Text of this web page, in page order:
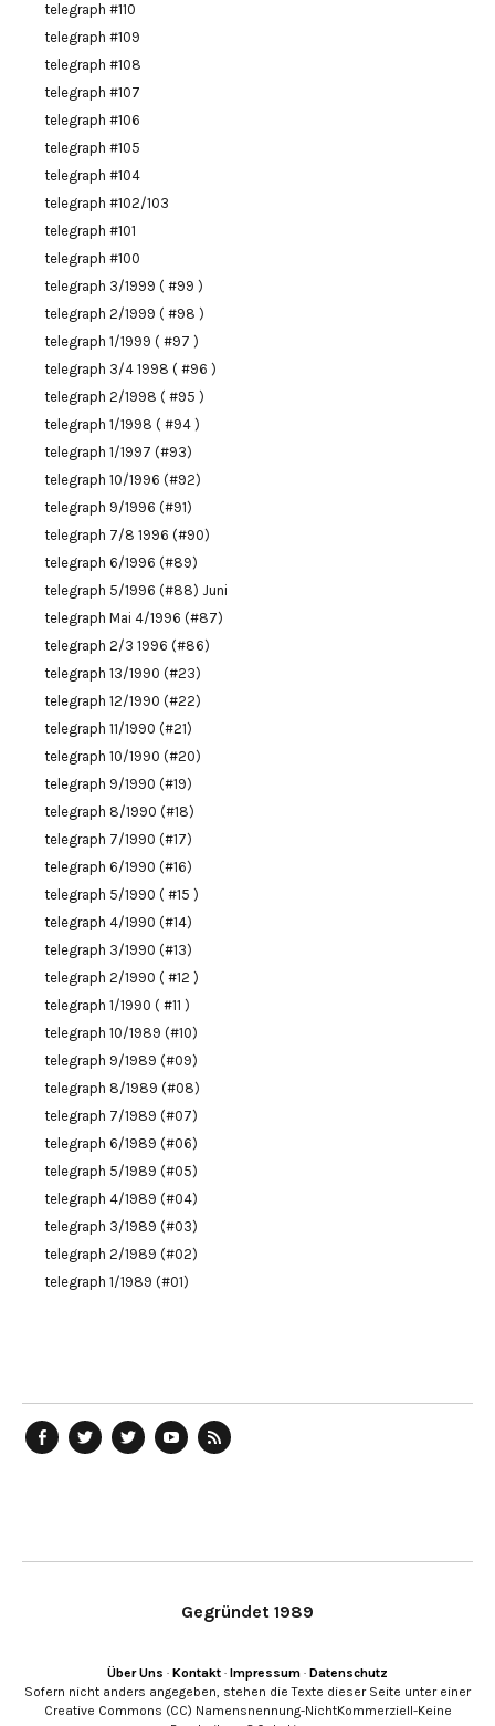
telegraph #110
telegraph #109
telegraph #108
telegraph #107
telegraph #106
telegraph #105
telegraph #104
telegraph #102/103
telegraph #101
telegraph #100
telegraph 3/1999 ( #99 )
telegraph 2/1999 ( #98 )
telegraph 1/1999 ( #97 )
telegraph 3/4 1998 ( #96 )
telegraph 2/1998 ( #95 )
telegraph 1/1998 ( #94 )
telegraph 1/1997 (#93)
telegraph 10/1996 (#92)
telegraph 9/1996 (#91)
telegraph 7/8 1996 (#90)
telegraph 6/1996 (#89)
telegraph 5/1996 (#88) Juni
telegraph Mai 4/1996 (#87)
telegraph 2/3 1996 (#86)
telegraph 13/1990 (#23)
telegraph 12/1990 (#22)
telegraph 11/1990 (#21)
telegraph 10/1990 (#20)
telegraph 9/1990 (#19)
telegraph 8/1990 (#18)
telegraph 7/1990 (#17)
telegraph 6/1990 (#16)
telegraph 5/1990 ( #15 )
telegraph 4/1990 (#14)
telegraph 3/1990 (#13)
telegraph 2/1990 ( #12 )
telegraph 1/1990 ( #11 )
telegraph 10/1989 (#10)
telegraph 9/1989 (#09)
telegraph 8/1989 (#08)
telegraph 7/1989 (#07)
telegraph 6/1989 (#06)
telegraph 5/1989 (#05)
telegraph 4/1989 (#04)
telegraph 3/1989 (#03)
telegraph 2/1989 (#02)
telegraph 1/1989 (#01)
Gegründet 1989
Über Uns · Kontakt · Impressum · Datenschutz
Sofern nicht anders angegeben, stehen die Texte dieser Seite unter einer
Creative Commons (CC) Namensnennung-NichtKommerziell-Keine